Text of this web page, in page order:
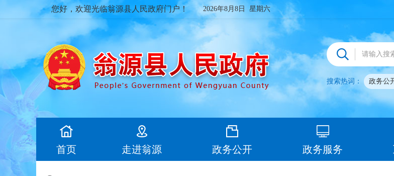
您好，欢迎光临翁源县人民政府门户！ 2026年8月8日 星期六
搜索热词： 政务公
首页 走进翁源 政务公开 政务服务